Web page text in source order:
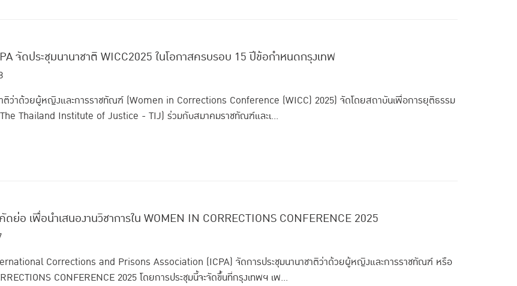
จัดประชุมนานาชาติ WICC2025 ในโอกาสครบรอบ 15 ปีข้อกำหนดกรุงเทพ
าติว่าด้วยผู้หญิงและการราชทัณฑ์ (Women in Corrections Conference (WICC) 2025) จัดโดยสถาบันเพื่อการยุติธรรม
Thailand Institute of Justice - TIJ) ร่วมกับสมาคมราชทัณฑ์และเ...
ย่อ เพื่อนำเสนองานวิชาการใน WOMEN IN CORRECTIONS CONFERENCE 2025
Corrections and Prisons Association (ICPA) จัดการประชุมนานาชาติว่าด้วยผู้หญิงและการราชทัณฑ์ หรือ
CONFERENCE 2025 โดยการประชุมนี้จะจัดขึ้นที่กรุงเทพฯ เพ...